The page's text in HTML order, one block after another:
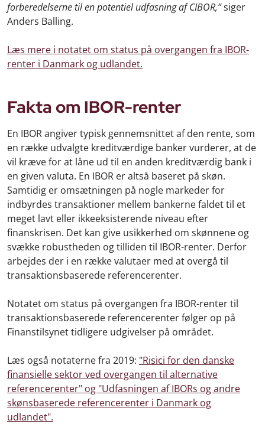
forberedelserne til en potentiel udfasning af CIBOR,”siger
Anders Balling.
Læs mere i notatet om status på overgangen fra IBOR-
renter i Danmark og udlandet.
Fakta om IBOR-renter
En IBOR angiver typisk gennemsnittet af den rente, som
en række udvalgte kreditværdige banker vurderer, at de
vil kræve for at låne ud til en anden kreditværdig bank i
en given valuta. En IBOR er altså baseret på skøn.
Samtidig er omsætningen på nogle markeder for
indbyrdes transaktioner mellem bankerne faldet til et
meget lavt eller ikkeeksisterende niveau efter
finanskrisen. Det kan give usikkerhed om skønnene og
svække robustheden og tilliden til IBOR-renter. Derfor
arbejdes der i en række valutaer med at overgå til
transaktionsbaserede referencerenter.
Notatet om status på overgangen fra IBOR-renter til
transaktionsbaserede referencerenter følger op på
Finanstilsynet tidligere udgivelser på området.
Læs også notaterne fra 2019: "Risici for den danske
finansielle sektor ved overgangen til alternative
referencerenter" og "Udfasningen af IBORs og andre
skønsbaserede referencerenter i Danmark og
udlandet".